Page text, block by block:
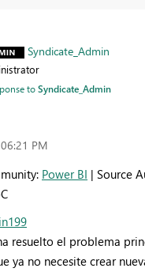
Syndicate_Admin
toSyndicate_Admin
06:21 PM
Power BI | Source
resuelto el problema
ya no necesite crear